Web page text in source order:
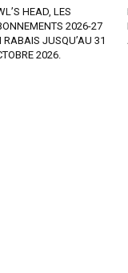
HEAD, LES
2026-27
RABAIS JUSQU’AU 31
2026.